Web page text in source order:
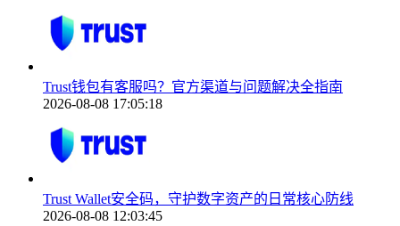
Trust钱包有客服吗？官方渠道与问题解决全指南
2026-08-08 17:05:18
Trust Wallet安全码，守护数字资产的日常核心防线
2026-08-08 12:03:45